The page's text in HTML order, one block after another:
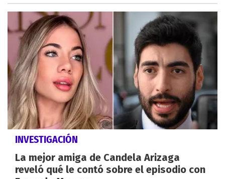
INVESTIGACIÓN
La mejor amiga de Candela Arizaga
reveló qué le contó sobre el episodio con